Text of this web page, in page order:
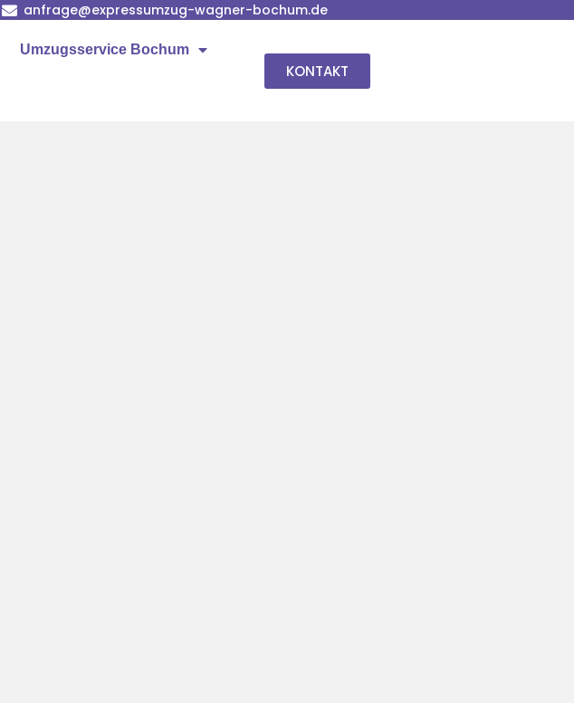
anfrage@expressumzug-wagner-bochum.de
Umzugsservice Bochum
KONTAKT